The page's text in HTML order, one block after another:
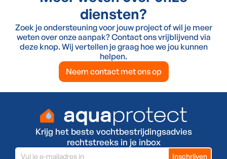
diensten?
Zoek je ondersteuning voor jouw project of wil je meer
weten over onze aanpak? Contact ons vrijblijvend via
deze knop. Wij vertellen je graag hoe we jou kunnen
helpen.
Neem contact met ons op
Krijg het beste vochtbestrijdingsadvies
rechtstreeks in je inbox